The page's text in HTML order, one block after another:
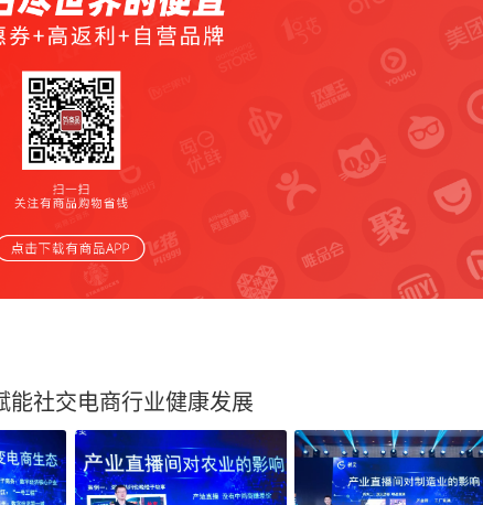
能社交电商行业健康发展